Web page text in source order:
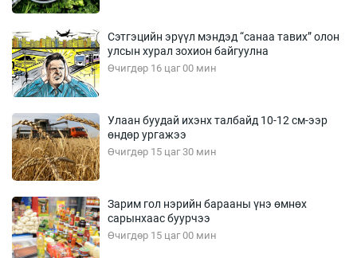
Сэтгэцийн эрүүл мэндэд “санаа тавих” олон
улсын хурал зохион байгуулна
Өчигдөр 16 цаг 00 мин
Улаан буудай ихэнх талбайд 10-12 см-ээр
өндөр ургажээ
Өчигдөр 15 цаг 30 мин
Зарим гол нэрийн барааны үнэ өмнөх
сарынхаас буурчээ
Өчигдөр 15 цаг 00 мин